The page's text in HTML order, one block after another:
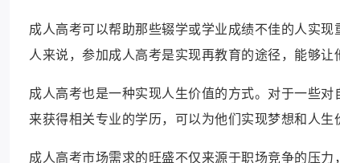
成人高考可以帮助那些辍学或学业成绩不佳的人实
人来说，参加成人高考是实现再教育的途径，能够让
成人高考也是一种实现人生价值的方式。对于一些
来获得相关专业的学历，可以为他们实现梦想和人生
成人高考市场需求的旺盛不仅来源于职场竞争的压